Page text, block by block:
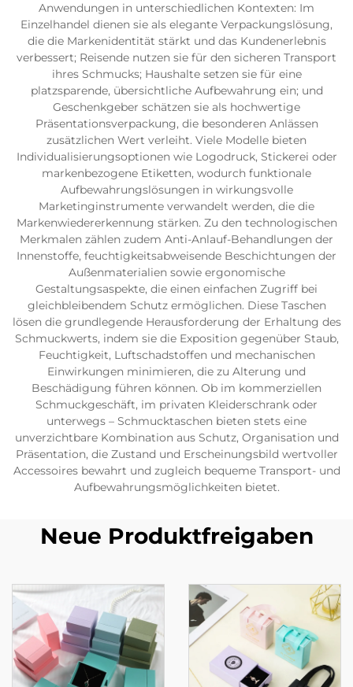
Anwendungen in unterschiedlichen Kontexten: Im
Einzelhandel dienen sie als elegante Verpackungslösung,
die die Markenidentität stärkt und das Kundenerlebnis
verbessert; Reisende nutzen sie für den sicheren Transport
ihres Schmucks; Haushalte setzen sie für eine
platzsparende, übersichtliche Aufbewahrung ein; und
Geschenkgeber schätzen sie als hochwertige
Präsentationsverpackung, die besonderen Anlässen
zusätzlichen Wert verleiht. Viele Modelle bieten
Individualisierungsoptionen wie Logodruck, Stickerei oder
markenbezogene Etiketten, wodurch funktionale
Aufbewahrungslösungen in wirkungsvolle
Marketinginstrumente verwandelt werden, die die
Markenwiedererkennung stärken. Zu den technologischen
Merkmalen zählen zudem Anti-Anlauf-Behandlungen der
Innenstoffe, feuchtigkeitsabweisende Beschichtungen der
Außenmaterialien sowie ergonomische
Gestaltungsaspekte, die einen einfachen Zugriff bei
gleichbleibendem Schutz ermöglichen. Diese Taschen
lösen die grundlegende Herausforderung der Erhaltung des
Schmuckwerts, indem sie die Exposition gegenüber Staub,
Feuchtigkeit, Luftschadstoffen und mechanischen
Einwirkungen minimieren, die zu Alterung und
Beschädigung führen können. Ob im kommerziellen
Schmuckgeschäft, im privaten Kleiderschrank oder
unterwegs – Schmucktaschen bieten stets eine
unverzichtbare Kombination aus Schutz, Organisation und
Präsentation, die Zustand und Erscheinungsbild wertvoller
Accessoires bewahrt und zugleich bequeme Transport- und
Aufbewahrungsmöglichkeiten bietet.
Neue Produktfreigaben